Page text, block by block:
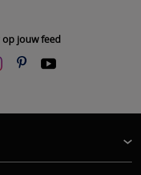
jouw feed